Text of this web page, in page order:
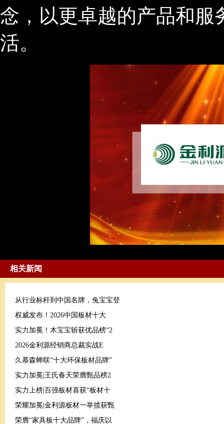
念，以更卓越的产品和服
活。
相关新闻
从行业标杆到中国名牌，兔宝宝登
权威发布！2026中国板材十大
实力加冕！木宝宝斩获优品榜“2
2026金利源经销商总裁实战E
久慕森蝉联“十大环保板材品牌”
实力加冕|王氏春天荣膺甄品榜2
实力上榜|百强板材喜获“板材十
荣耀加冕|金利源板材一举揽获甄
荣膺“家具板十大品牌”，福庆以